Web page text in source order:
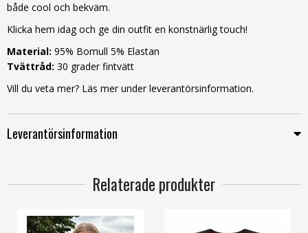
både cool och bekväm.
Klicka hem idag och ge din outfit en konstnärlig touch!
Material: 95% Bomull 5% Elastan
Tvättråd: 30 grader fintvätt
Vill du veta mer? Läs mer under leverantörsinformation.
Leverantörsinformation
Relaterade produkter